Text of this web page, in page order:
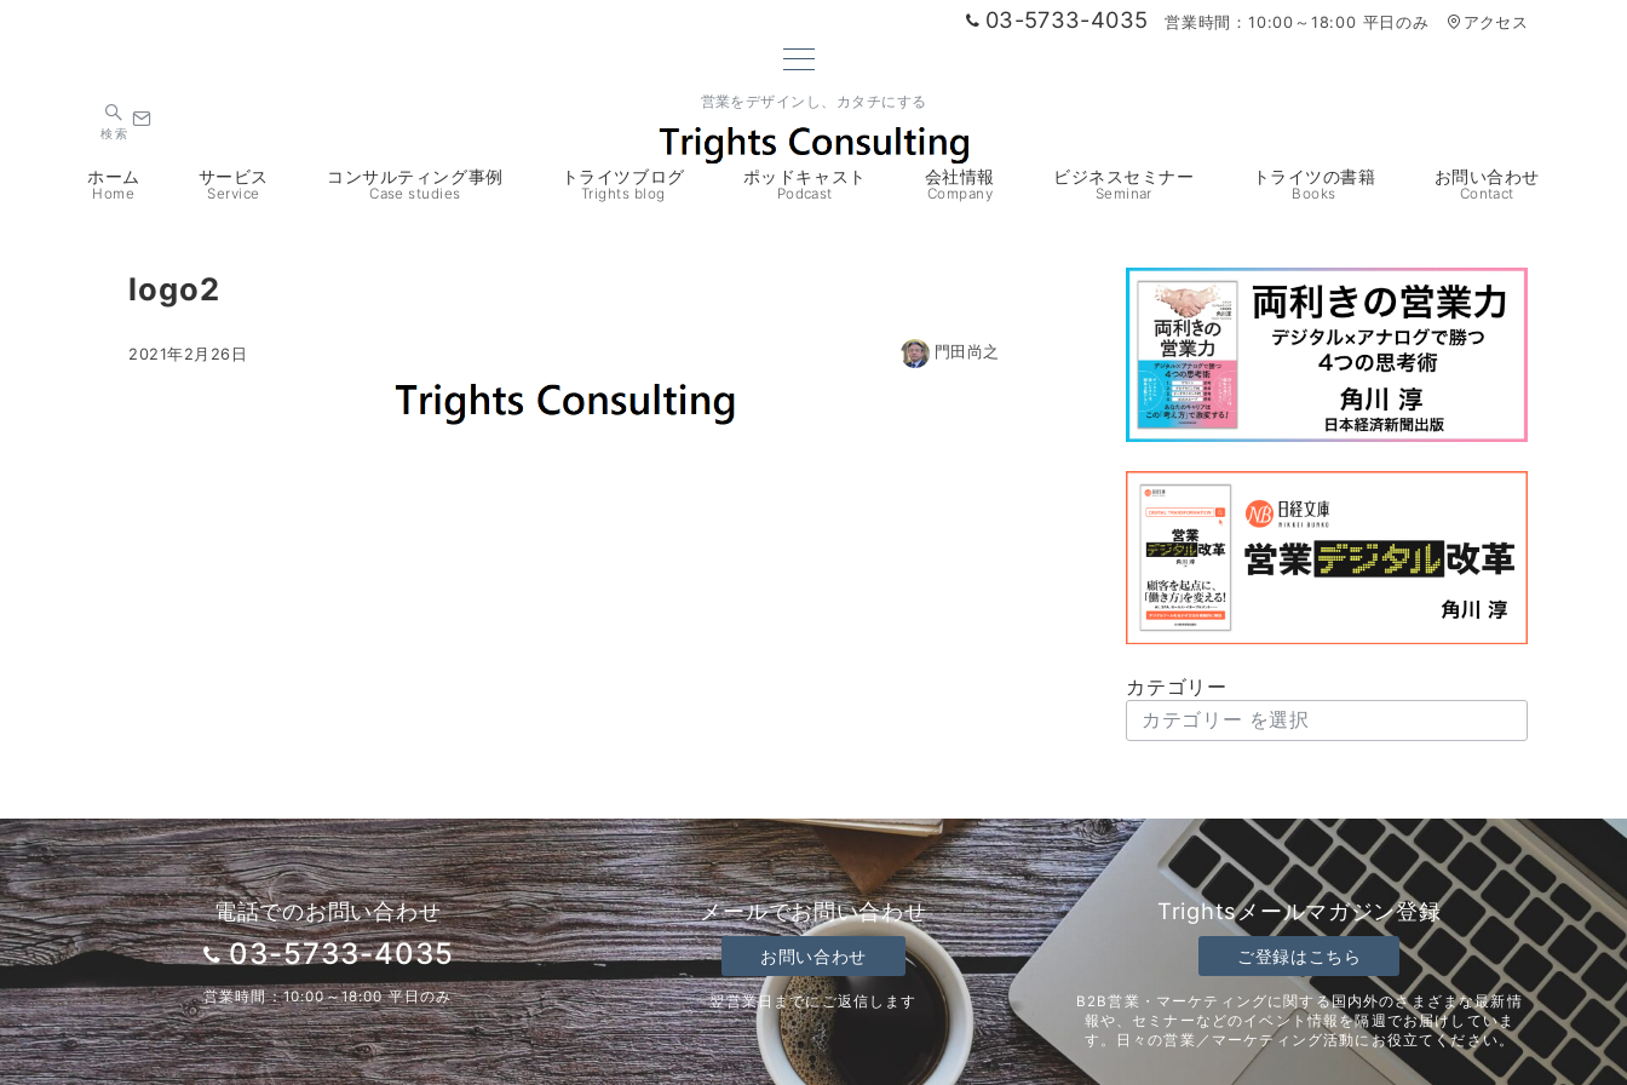
03-5733-4035 営業時間：10:00～18:00 平日のみ アクセス
営業をデザインし、カタチにする
検索
ホーム
Home
サービス
Service
コンサルティング事例
Case studies
トライツブログ
Trights blog
ポッドキャスト
Podcast
会社情報
Company
ビジネスセミナー
Seminar
トライツの書籍
Books
お問い合わせ
Contact
logo2
2021年2月26日 門田尚之
カテゴリー
電話でのお問い合わせ
03-5733-4035
営業時間：10:00～18:00 平日のみ
メールでお問い合わせ
お問い合わせ
翌営業日までにご返信します
Trightsメールマガジン登録
ご登録はこちら
B2B営業・マーケティングに関する国内外のさまざまな最新情
報や、セミナーなどのイベント情報を隔週でお届けしていま
す。日々の営業／マーケティング活動にお役立てください。